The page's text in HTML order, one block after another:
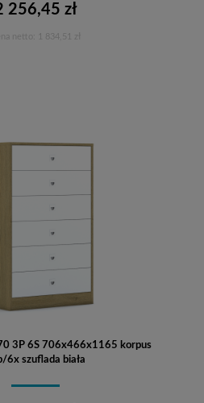
256,45 zł
1 834,51 zł
3P 6S 706x466x1165 korpus
6x szuflada biała